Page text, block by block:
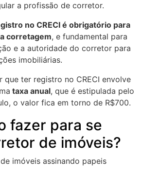
a profissão de corretor.
no CRECI é obrigatório para
corretagem, e fundamental para
e a autoridade do corretor para
imobiliárias.
que ter registro no CRECI envolve
taxa anual, que é estipulada pelo
o valor fica em torno de R$700.
fazer para se
de imóveis?